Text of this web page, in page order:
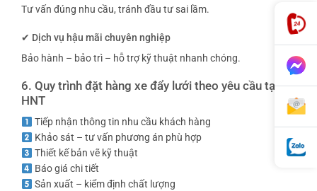
Tư vấn đúng nhu cầu, tránh đầu tư sai lầm.
✔ Dịch vụ hậu mãi chuyên nghiệp
Bảo hành – bảo trì – hỗ trợ kỹ thuật nhanh chóng.
6. Quy trình đặt hàng xe đẩy lưới theo yêu cầu tại
HNT
Tiếp nhận thông tin nhu cầu khách hàng
Khảo sát – tư vấn phương án phù hợp
Thiết kế bản vẽ kỹ thuật
Báo giá chi tiết
Sản xuất – kiểm định chất lượng